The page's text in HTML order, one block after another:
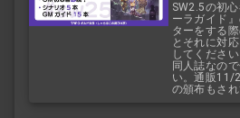
SW2.5の初
ーラガイド
ターをする
とそれに対
してくださ
同人誌なの
い。通販11/
の頒布もされ